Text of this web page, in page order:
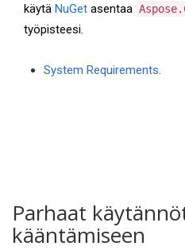
käytä NuGet asentaa
työpisteesi.
System Requirements.
Parhaat
kääntämiseen